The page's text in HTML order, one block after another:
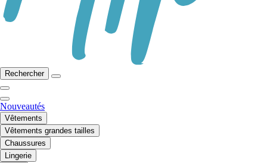
Rechercher
Nouveautés
Vêtements
Vêtements grandes tailles
Chaussures
Lingerie